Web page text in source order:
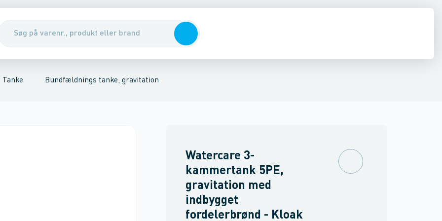
& udskillerePumper, pumpebrønde & ventiler
Tanke Bundfældnings tanke, gravitation
gravitationSamletankeRegnvandstanke
Watercare 3-
kammertank 5PE,
gravitation med
indbygget
fordelerbrønd - Kloak